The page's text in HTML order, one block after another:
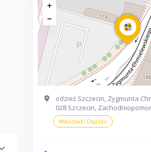
odzież Szczecin, Zygmunta
028 Szczecin,
Wskazówki Dojazdu